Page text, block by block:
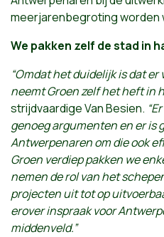
meerjarenbegroting worden
We pakken zelf de stad in
“Omdat het duidelijk is dat
neemt Groen zelf het heft in
strijdvaardige Van Besien.
genoeg argumenten en er is
Antwerpenaren om die ook
Groen verdiep pakken we
nemen de rol van het
projecten uit tot op
erover inspraak voor
middenveld.”